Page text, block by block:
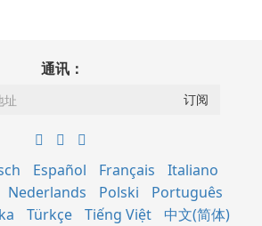
通讯：
Español Français
Italiano
Nederlands Polski
Português
Türkçe Tiếng Việt
中文(简体)